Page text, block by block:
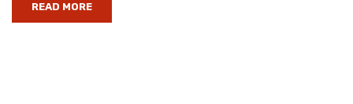
READ MORE